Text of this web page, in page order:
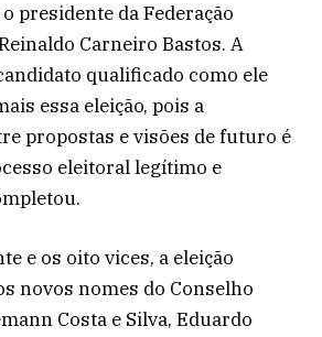
presidente da Federação
Carneiro Bastos. A
qualificado como ele
essa eleição, pois a
propostas e visões de futuro é
eleitoral legítimo e
e os oito vices, a eleição
novos nomes do Conselho
Costa e Silva, Eduardo